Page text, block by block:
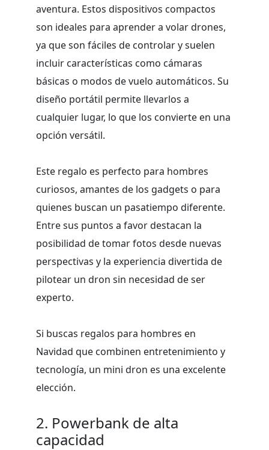
aventura. Estos dispositivos compactos
son ideales para aprender a volar drones,
ya que son fáciles de controlar y suelen
incluir características como cámaras
básicas o modos de vuelo automáticos. Su
diseño portátil permite llevarlos a
cualquier lugar, lo que los convierte en una
opción versátil.
Este regalo es perfecto para hombres
curiosos, amantes de los gadgets o para
quienes buscan un pasatiempo diferente.
Entre sus puntos a favor destacan la
posibilidad de tomar fotos desde nuevas
perspectivas y la experiencia divertida de
pilotear un dron sin necesidad de ser
experto.
Si buscas regalos para hombres en
Navidad que combinen entretenimiento y
tecnología, un mini dron es una excelente
elección.
2. Powerbank de alta
capacidad